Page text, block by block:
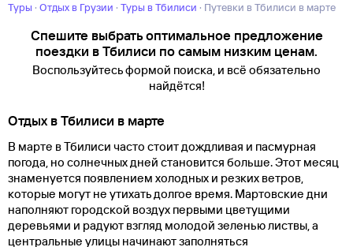
Туры · Отдых в Грузии · Туры в Тбилиси · Путевки в Тбилиси в марте
Спешите выбрать оптимальное предложение
поездки в Тбилиси по самым низким ценам.
Воспользуйтесь формой поиска, и всё обязательно
найдётся!
Отдых в Тбилиси в марте
В марте в Тбилиси часто стоит дождливая и пасмурная
погода, но солнечных дней становится больше. Этот месяц
знаменуется появлением холодных и резких ветров,
которые могут не утихать долгое время. Мартовские дни
наполняют городской воздух первыми цветущими
деревьями и радуют взгляд молодой зеленью листвы, а
центральные улицы начинают заполняться